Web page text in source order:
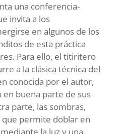
una conferencia-
invita a los
en algunos de los
de esta práctica
Para ello, el titiritero
a la clásica técnica del
conocida por el autor,
en buena parte de sus
parte, las sombras,
permite doblar en